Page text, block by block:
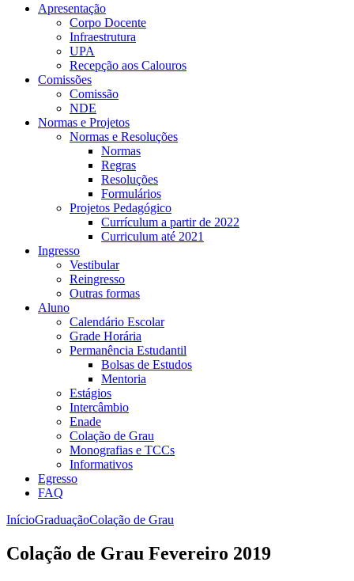
Apresentação
Corpo Docente
Infraestrutura
UPA
Recepção aos Calouros
Comissões
Comissão
NDE
Normas e Projetos
Normas e Resoluções
Normas
Regras
Resoluções
Formulários
Projetos Pedagógico
Currículum a partir de 2022
Curriculum até 2021
Ingresso
Vestibular
Reingresso
Outras formas
Aluno
Calendário Escolar
Grade Horária
Permanência Estudantil
Bolsas de Estudos
Mentoria
Estágios
Intercâmbio
Enade
Colação de Grau
Monografias e TCCs
Informativos
Egresso
FAQ
InícioGraduaçãoColação de Grau
Colação de Grau Fevereiro 2019